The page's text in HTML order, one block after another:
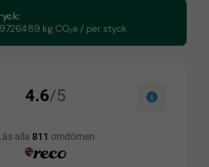
kg CO₂e / per styck